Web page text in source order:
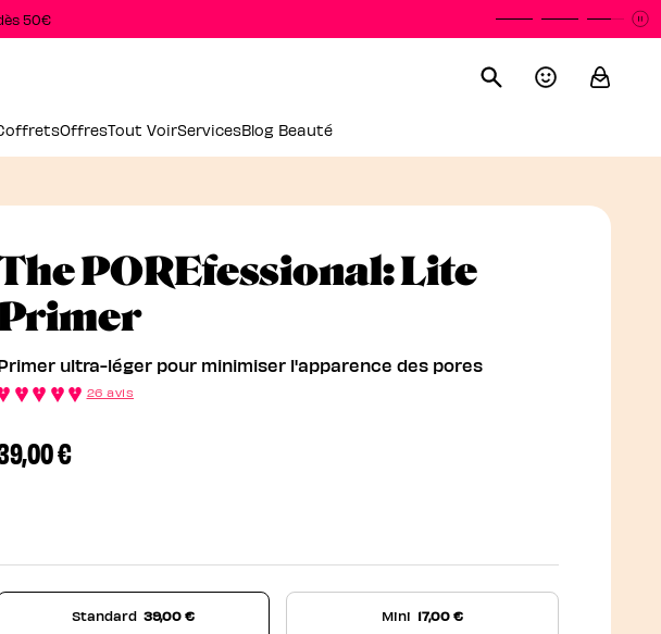
50€
OffresTout VoirServicesBlog Beauté
POREfessional: Lite
Primer Ultra-Léger Pour
ultra-léger pour minimiser l'apparence des pores
26 avis
€
Standard 39,00 € Mini 17,00 €